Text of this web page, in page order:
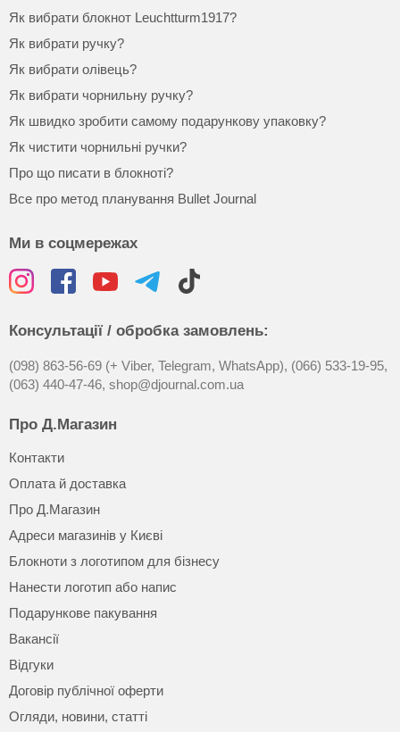
Як вибрати блокнот Leuchtturm1917?
Як вибрати ручку?
Як вибрати олівець?
Як вибрати чорнильну ручку?
Як швидко зробити самому подарункову упаковку?
Як чистити чорнильні ручки?
Про що писати в блокноті?
Все про метод планування Bullet Journal
Ми в соцмережах
Консультації / обробка замовлень:
(098) 863-56-69 (+ Viber, Telegram, WhatsApp), (066) 533-19-95,
(063) 440-47-46, shop@djournal.com.ua
Про Д.Магазин
Контакти
Оплата й доставка
Про Д.Магазин
Адреси магазинів у Києві
Блокноти з логотипом для бізнесу
Нанести логотип або напис
Подарункове пакування
Вакансії
Відгуки
Договір публічної оферти
Огляди, новини, статті